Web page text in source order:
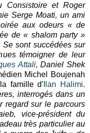
Consistoire et Roger
Serge Moati, un ami
aux odeurs « de
de « shalom party »
Se sont succédées sur
témoigner de leur
Attali, Daniel Shek
Michel Boujenah
famille d' Ilan Halimi.
interrogés dans un
regard sur le parcours
vice-président du
très particulier au